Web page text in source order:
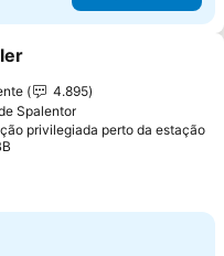
aos favoritos
4.895
Spalentor
privilegiada perto da estação